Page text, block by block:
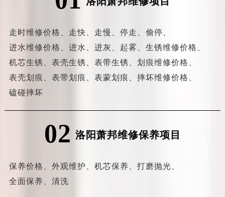
走时维修价格、 走快、 走慢、 停走、 偷停、
进水维修价格、 进水、 进灰、 起雾、 生锈维修价格、
机芯生锈、 表壳生锈、 表带生锈、 划痕维修价格、
表壳划痕、 表带划痕、 表蒙划痕、 摔坏维修价格、
磕碰摔坏
02 洛阳萧邦维修保养项目
保养价格、 外观维护、 机芯保养、 打磨抛光、
全面保养、 清洗